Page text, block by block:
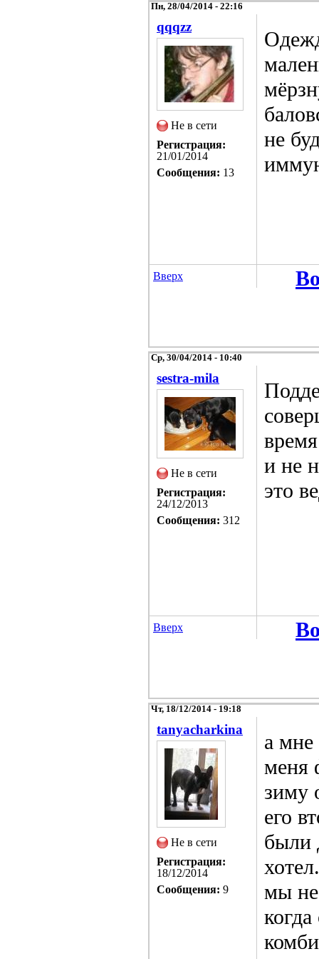
Пн, 28/04/2014 - 22:16
qqqzz
Не в сети
Регистрация:
21/01/2014
Сообщения: 13
не
Вверх
Ср, 30/04/2014 - 10:40
sestra-mila
Не в сети
Регистрация:
24/12/2013
Сообщения: 312
и не
это
Вверх
Чт, 18/12/2014 - 19:18
tanyacharkina
Не в сети
Регистрация:
18/12/2014
Сообщения: 9
а мне
меня
зиму
его
были
мы не